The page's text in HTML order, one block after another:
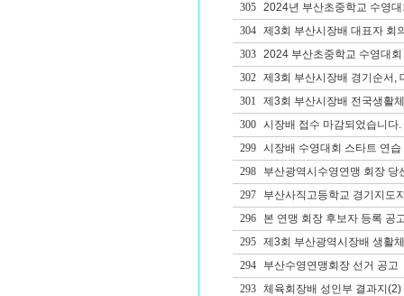
305
2024년 부산초중학교 수영
304
제3회 부산시장배 대표자 회
303
2024 부산초중학교 수영대회
302
제3회 부산시장배 경기순서,
301
제3회 부산시장배 전국생활
300
시장배 접수 마감되었습니다.
299
시장배 수영대회 스타트 연
298
부산광역시수영연맹 회장 당
297
부산사직고등학교 경기지도
296
본 연맹 회장 후보자 등록 공
295
제3회 부산광역시장배 생활
294
부산수영연맹회장 선거 공고
293
체육회장배 성인부 결과지(2)